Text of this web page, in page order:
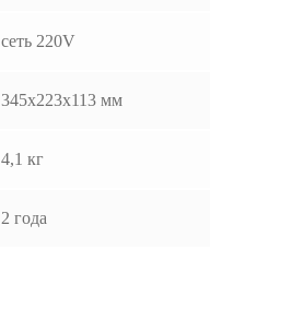
сеть 220V
345х223х113 мм
4,1 кг
2 года